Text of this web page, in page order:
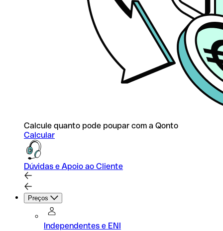
Calcule quanto pode poupar com a Qonto
Calcular
Dúvidas e Apoio ao Cliente
Preços
Independentes e ENI